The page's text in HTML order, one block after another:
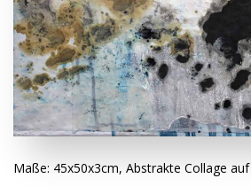
Maße: 45x50x3cm, Abstrakte Collage